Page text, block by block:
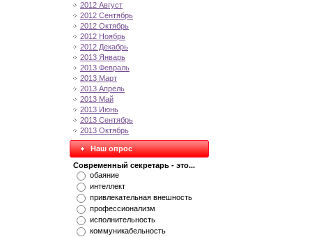
2012 Август
2012 Сентябрь
2012 Октябрь
2012 Ноябрь
2012 Декабрь
2013 Январь
2013 Февраль
2013 Март
2013 Апрель
2013 Май
2013 Июнь
2013 Сентябрь
2013 Октябрь
Наш опрос
Современный секретарь - это...
обаяние
интеллект
привлекательная внешность
профессионализм
исполнительность
коммуникабельность